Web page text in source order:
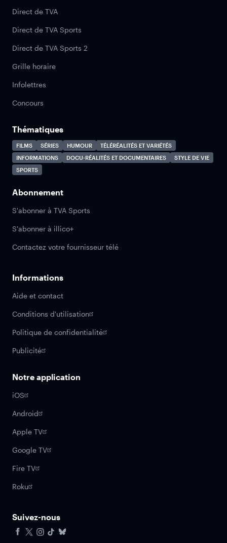
Direct de TVA
Direct de TVA Sports
Direct de TVA Sports 2
Grille horaire
Infolettres
Concours
Thématiques
FILMS SÉRIES HUMOUR
TÉLÉRÉALITÉS ET VARIÉTÉS
INFORMATIONS
DOCU-RÉALITÉS ET DOCUMENTAIRES
STYLE DE VIE
SPORTS
Abonnement
S'abonner à TVA Sports
S'abonner à illico+
Contactez votre fournisseur télé
Informations
Aide et contact
Conditions d'utilisation
Politique de confidentialité
Publicité
Notre application
iOS
Android
Apple TV
Google TV
Fire TV
Roku
Suivez-nous